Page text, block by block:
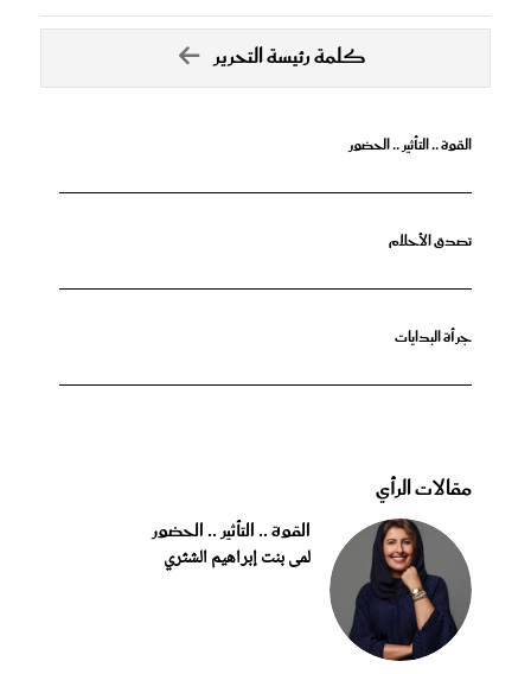
كلمة رئيسة التحرير
القوة .. التأثير .. الحضور
تصدق الأحلام
جرأة البدايات
مقالات الرأي
القوة .. التأثير .. الحضور
لمى بنت إبراهيم الشثري